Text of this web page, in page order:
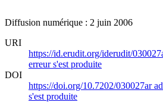
Diffusion numérique : 2 juin 2006
URI
https://id.erudit.org/iderudit/
erreur s'est produite
DOI
https://doi.org/10.7202/030027ar
s'est produite